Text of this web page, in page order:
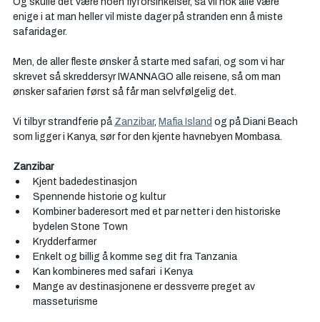
enige i at man heller vil miste dager på stranden enn å miste
safaridager.
Men, de aller fleste ønsker å starte med safari, og som vi har
skrevet så skreddersyr IWANNAGO alle reisene, så om man
ønsker safarien først så får man selvfølgelig det.
Vi tilbyr strandferie på Zanzibar, Mafia Island og på Diani Beach
som ligger i Kanya, sør for den kjente havnebyen Mombasa.
Zanzibar
Kjent badedestinasjon
Spennende historie og kultur
Kombiner baderesort med et par netter i den historiske
bydelen Stone Town
Krydderfarmer
Enkelt og billig å komme seg dit fra Tanzania
Kan kombineres med safari  i Kenya
Mange av destinasjonene er dessverre preget av
masseturisme